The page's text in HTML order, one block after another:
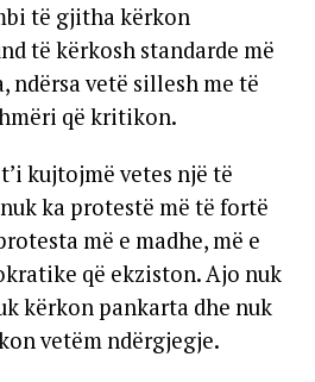
të gjitha kërkon
të kërkosh standarde më
vetë sillesh me të
që kritikon.
kujtojmë vetes një të
ka protestë më të fortë
më e madhe, më e
që ekziston. Ajo nuk
kërkon pankarta dhe nuk
vetëm ndërgjegje.